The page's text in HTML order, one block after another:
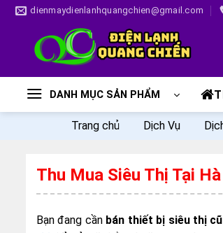
Skip
content
dienmaydienlanhquangchien@gmail.com
DANH MỤC SẢN PHẨM
Trang chủ Dịch Vụ
Thu Mua Siêu Thị Tại
Bạn đang cần bán thiết bị siêu thị